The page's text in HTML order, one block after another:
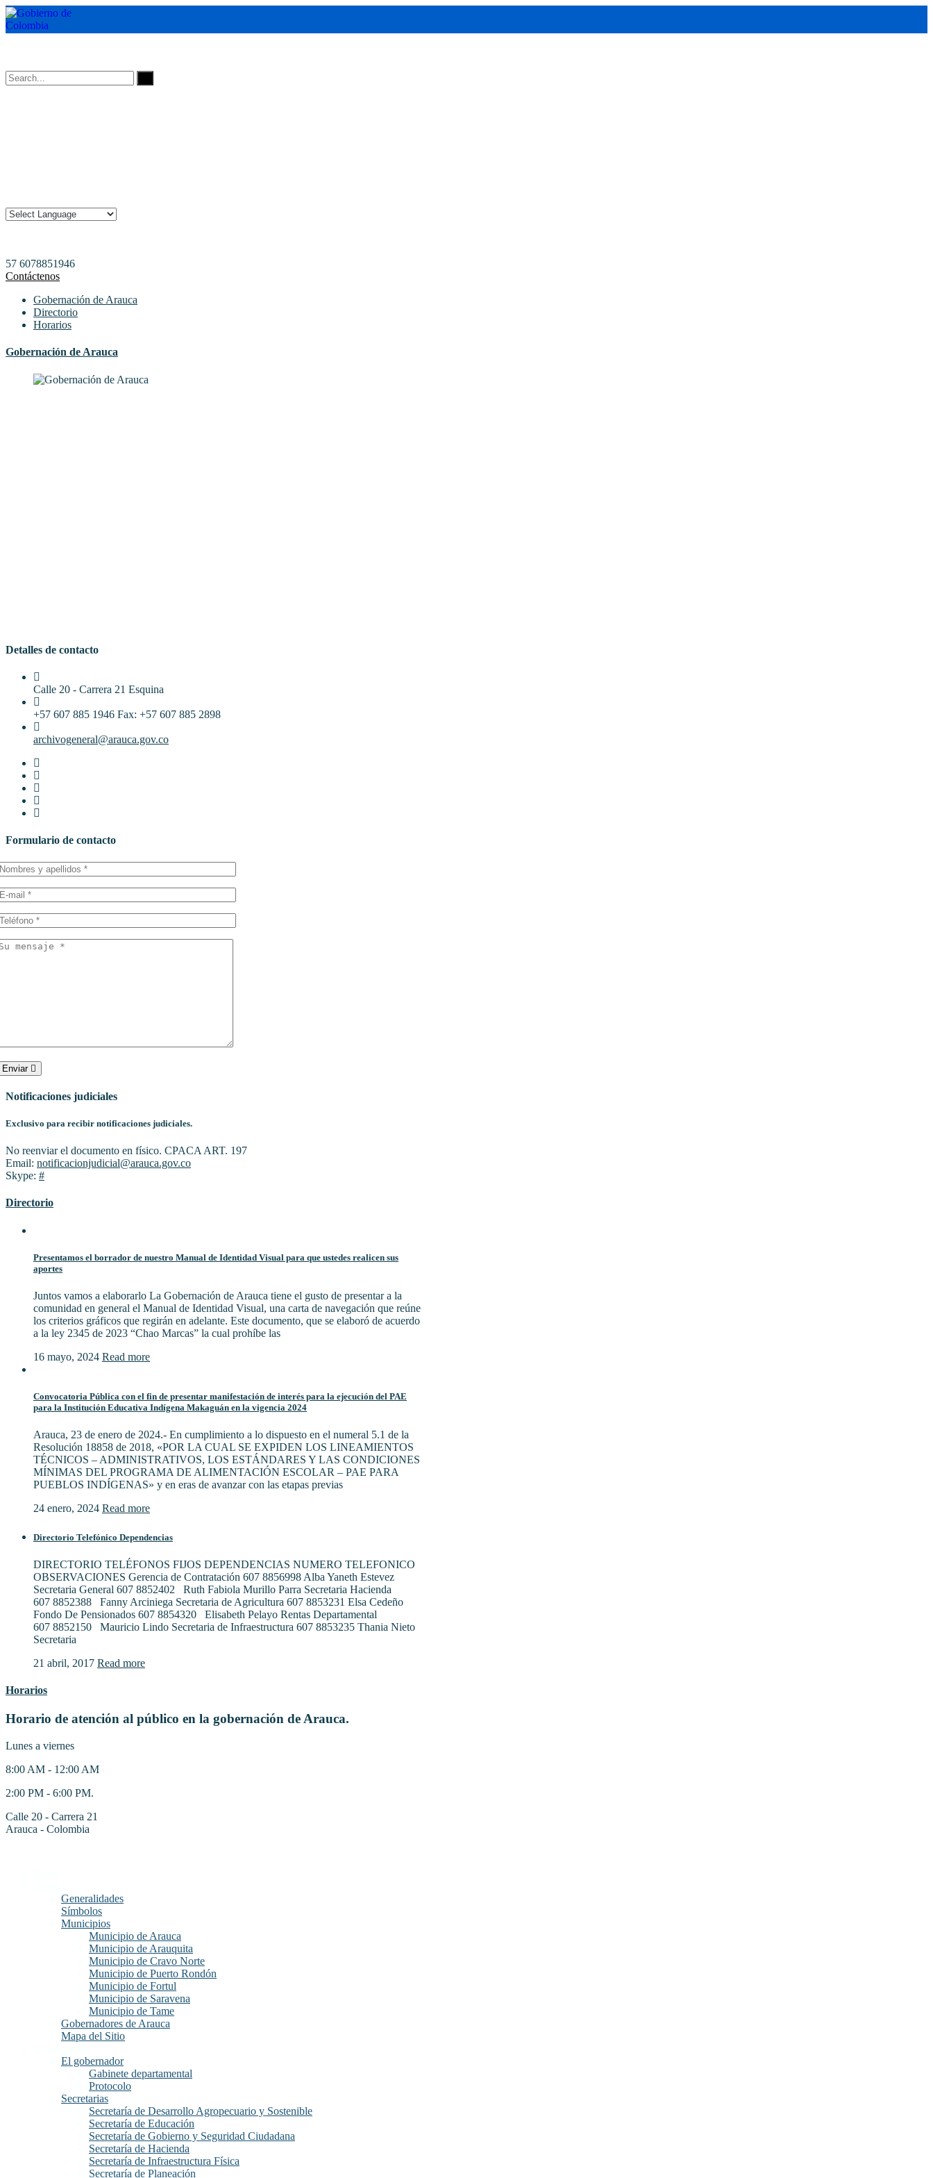
57 6078851946
Contáctenos
Gobernación de Arauca
Directorio
Horarios
Gobernación de Arauca
Detalles de contacto
Calle 20 - Carrera 21 Esquina
+57 607 885 1946 Fax: +57 607 885 2898
archivogeneral@arauca.gov.co
Formulario de contacto
Enviar
Notificaciones judiciales
Exclusivo para recibir notificaciones judiciales.
No reenviar el documento en físico. CPACA ART. 197
Email: notificacionjudicial@arauca.gov.co
Skype: #
Directorio
Presentamos el borrador de nuestro Manual de Identidad Visual para que ustedes realicen sus
aportes
Juntos vamos a elaborarlo La Gobernación de Arauca tiene el gusto de presentar a la
comunidad en general el Manual de Identidad Visual, una carta de navegación que reúne
los criterios gráficos que regirán en adelante. Este documento, que se elaboró de acuerdo
a la ley 2345 de 2023 “Chao Marcas” la cual prohíbe las
16 mayo, 2024 Read more
Convocatoria Pública con el fin de presentar manifestación de interés para la ejecución del PAE
para la Institución Educativa Indígena Makaguán en la vigencia 2024
Arauca, 23 de enero de 2024.- En cumplimiento a lo dispuesto en el numeral 5.1 de la
Resolución 18858 de 2018, «POR LA CUAL SE EXPIDEN LOS LINEAMIENTOS
TÉCNICOS – ADMINISTRATIVOS, LOS ESTÁNDARES Y LAS CONDICIONES
MÍNIMAS DEL PROGRAMA DE ALIMENTACIÓN ESCOLAR – PAE PARA
PUEBLOS INDÍGENAS» y en eras de avanzar con las etapas previas
24 enero, 2024 Read more
Directorio Telefónico Dependencias
DIRECTORIO TELÉFONOS FIJOS DEPENDENCIAS NUMERO TELEFONICO
OBSERVACIONES Gerencia de Contratación 607 8856998 Alba Yaneth Estevez
Secretaria General 607 8852402 Ruth Fabiola Murillo Parra Secretaria Hacienda
607 8852388 Fanny Arciniega Secretaria de Agricultura 607 8853231 Elsa Cedeño
Fondo De Pensionados 607 8854320 Elisabeth Pelayo Rentas Departamental
607 8852150 Mauricio Lindo Secretaria de Infraestructura 607 8853235 Thania Nieto
Secretaria
21 abril, 2017 Read more
Horarios
Horario de atención al público en la gobernación de Arauca.
Lunes a viernes
8:00 AM - 12:00 AM
2:00 PM - 6:00 PM.
Calle 20 - Carrera 21
Arauca - Colombia
Generalidades
Símbolos
Municipios
Municipio de Arauca
Municipio de Arauquita
Municipio de Cravo Norte
Municipio de Puerto Rondón
Municipio de Fortul
Municipio de Saravena
Municipio de Tame
Gobernadores de Arauca
Mapa del Sitio
El gobernador
Gabinete departamental
Protocolo
Secretarias
Secretaría de Desarrollo Agropecuario y Sostenible
Secretaría de Educación
Secretaría de Gobierno y Seguridad Ciudadana
Secretaría de Hacienda
Secretaría de Infraestructura Física
Secretaría de Planeación